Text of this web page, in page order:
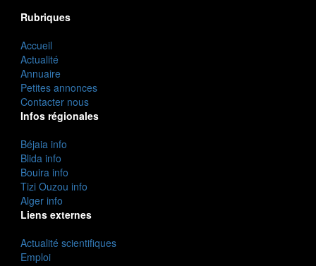
Rubriques
Accueil
Actualité
Annuaire
Petites annonces
Contacter nous
Infos régionales
Béjaia info
Blida info
Bouira info
Tizi Ouzou info
Alger info
Liens externes
Actualité scientifiques
Emploi